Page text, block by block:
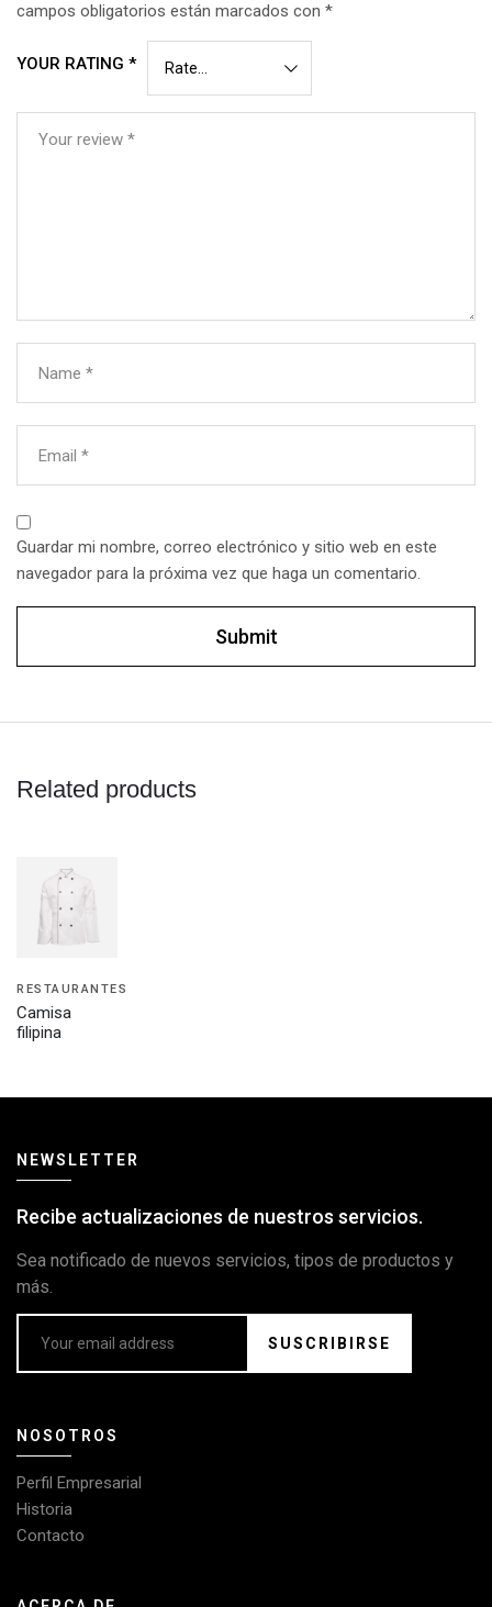
campos obligatorios están marcados con *
YOUR RATING *
Your review *
Name *
Email *
Guardar mi nombre, correo electrónico y sitio web en este
navegador para la próxima vez que haga un comentario.
Related products
RESTAURANTES
Camisa
filipina
NEWSLETTER
Recibe actualizaciones de nuestros servicios.
Sea notificado de nuevos servicios, tipos de productos y
más.
SUSCRIBIRSE
NOSOTROS
Perfil Empresarial
Historia
Contacto